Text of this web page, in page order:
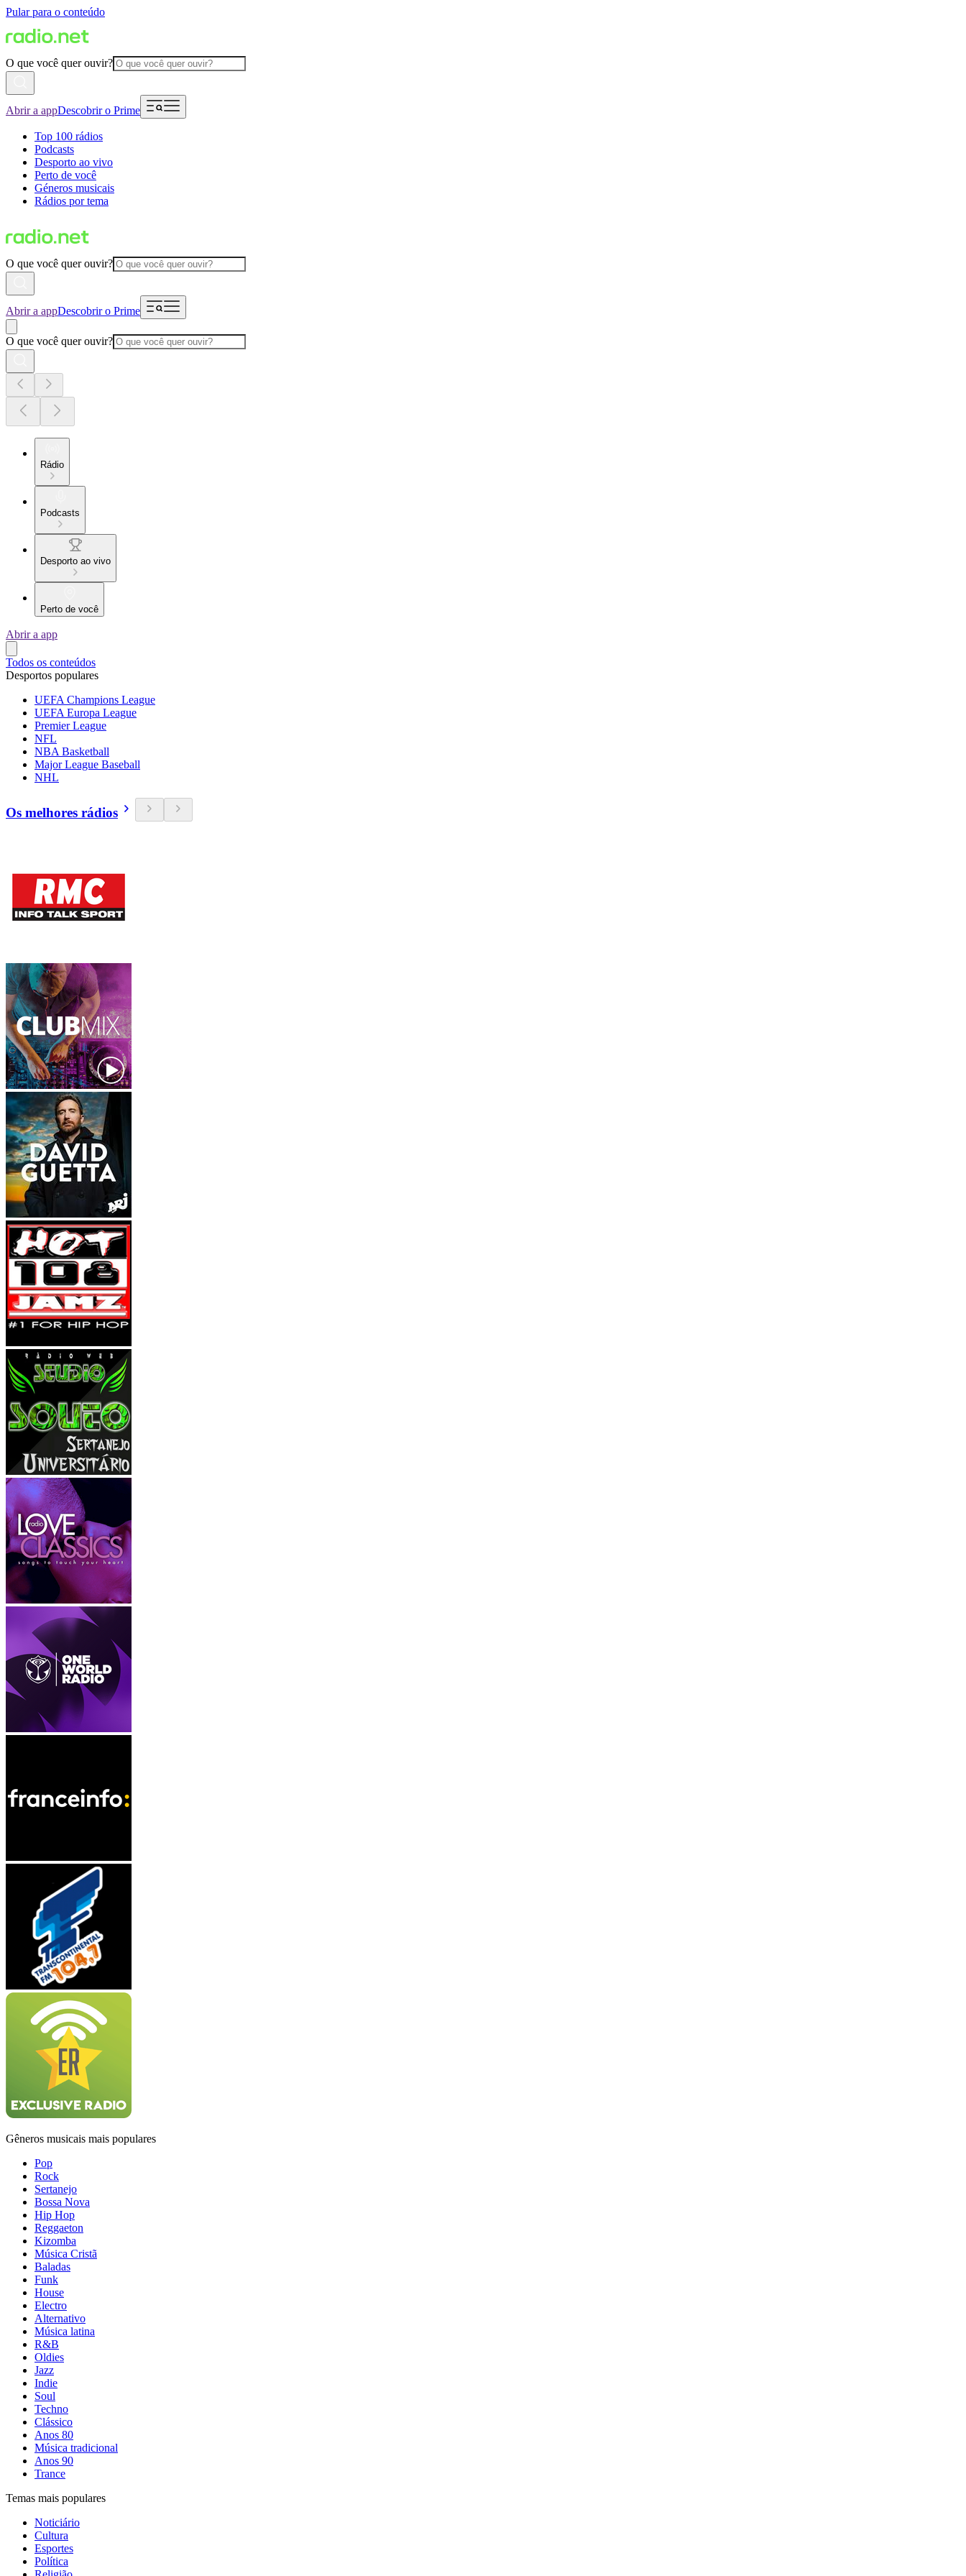
Pular para o conteúdo
O que você quer ouvir?
Abrir a appDescobrir o Prime
Top 100 rádios
Podcasts
Desporto ao vivo
Perto de você
Géneros musicais
Rádios por tema
O que você quer ouvir?
Abrir a appDescobrir o Prime
O que você quer ouvir?
Rádio
Podcasts
Desporto ao vivo
Perto de você
Abrir a app
Todos os conteúdos
Desportos populares
UEFA Champions League
UEFA Europa League
Premier League
NFL
NBA Basketball
Major League Baseball
NHL
Os melhores rádios
Gêneros musicais mais populares
Pop
Rock
Sertanejo
Bossa Nova
Hip Hop
Reggaeton
Kizomba
Música Cristã
Baladas
Funk
House
Electro
Alternativo
Música latina
R&B
Oldies
Jazz
Indie
Soul
Techno
Clássico
Anos 80
Música tradicional
Anos 90
Trance
Temas mais populares
Noticiário
Cultura
Esportes
Política